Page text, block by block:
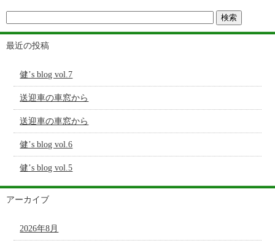
最近の投稿
健’s blog vol.7
送迎車の車窓から
送迎車の車窓から
健’s blog vol.6
健’s blog vol.5
アーカイブ
2026年8月